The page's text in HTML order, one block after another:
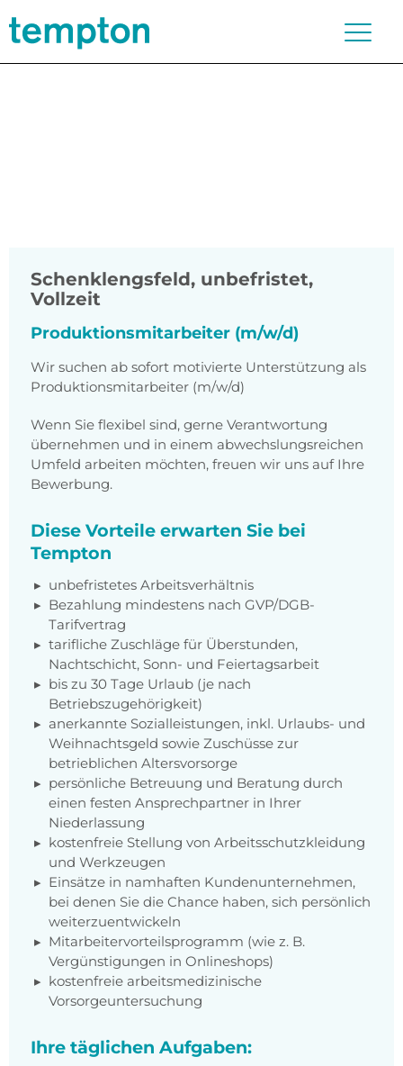
Schenklengsfeld, unbefristet,
Vollzeit
Produktionsmitarbeiter (m/w/d)
Wir suchen ab sofort motivierte Unterstützung als
Produktionsmitarbeiter (m/w/d)
Wenn Sie flexibel sind, gerne Verantwortung
übernehmen und in einem abwechslungsreichen
Umfeld arbeiten möchten, freuen wir uns auf Ihre
Bewerbung.
Diese Vorteile erwarten Sie bei
Tempton
unbefristetes Arbeitsverhältnis
Bezahlung mindestens nach GVP/DGB-
Tarifvertrag
tarifliche Zuschläge für Überstunden,
Nachtschicht, Sonn- und Feiertagsarbeit
bis zu 30 Tage Urlaub (je nach
Betriebszugehörigkeit)
anerkannte Sozialleistungen, inkl. Urlaubs- und
Weihnachtsgeld sowie Zuschüsse zur
betrieblichen Altersvorsorge
persönliche Betreuung und Beratung durch
einen festen Ansprechpartner in Ihrer
Niederlassung
kostenfreie Stellung von Arbeitsschutzkleidung
und Werkzeugen
Einsätze in namhaften Kundenunternehmen,
bei denen Sie die Chance haben, sich persönlich
weiterzuentwickeln
Mitarbeitervorteilsprogramm (wie z. B.
Vergünstigungen in Onlineshops)
kostenfreie arbeitsmedizinische
Vorsorgeuntersuchung
Ihre täglichen Aufgaben: